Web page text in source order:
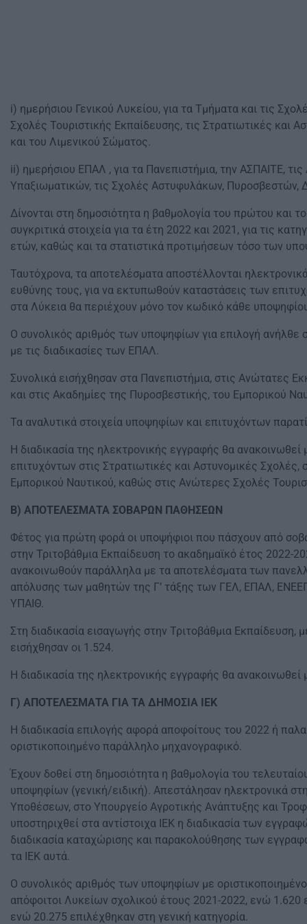
i) ημερήσιου Γενικού Λυκείου, για τα Τμήματα και τις
Σχολές Τουριστικής Εκπαίδευσης, τις Στρατιωτικές και
και του Λιμενικού Σώματος.
ii) ημερήσιου ΕΠΑΛ , για τα Πανεπιστήμια, την ΑΣΠΑΙΤΕ,
Υπαξιωματικών, τις Σχολές Αστυφυλάκων, Πυροσβεστών,
Δίνονται στη δημοσιότητα η βαθμολογία του πρώτου και
συγκριτικά στοιχεία για τα έτη 2022 και 2021, για τις
ετών, καθώς και τα στατιστικά προτιμήσεων τόσο των
Ταυτόχρονα, τα αποτελέσματα αποστέλλονται
ευθύνης τους, για να εκτυπωθούν καταστάσεις των
στα Λύκεια θα περιέχουν μόνο τον κωδικό κάθε
O συνολικός αριθμός των υποψηφίων για επιλογή
με τις διαδικασίες των ΕΠΑΛ.
Συνολικά εισήχθησαν στα Πανεπιστήμια, στις Ανώτατες
και στις Ακαδημίες της Πυροσβεστικής, του Εμπορικού
Τα αναλυτικά στοιχεία υποψηφίων και επιτυχόντων
Η διαδικασία της ηλεκτρονικής εγγραφής θα
επιτυχόντων στις Στρατιωτικές και Αστυνομικές
Εμπορικού Ναυτικού, καθώς στις Ανώτερες Σχολές
Β) ΑΠΟΤΕΛΕΣΜΑΤΑ ΣΟΒΑΡΩΝ ΠΑΘΗΣΕΩΝ
Φέτος για πρώτη φορά οι υποψήφιοι που πάσχουν από
στην Τριτοβάθμια Εκπαίδευση το ακαδημαϊκό έτος 2022-
ανακοινωθούν παράλληλα με τα αποτελέσματα των
απόλυσης των μαθητών της Γ’ τάξης των ΓΕΛ, ΕΠΑΛ,
ΥΠΑΙΘ.
Στη διαδικασία εισαγωγής στην Τριτοβάθμια
εισήχθησαν οι 1.524.
Η διαδικασία της ηλεκτρονικής εγγραφής θα
Γ) ΑΠΟΤΕΛΕΣΜΑΤΑ ΓΙΑ ΤΑ ΔΗΜΟΣΙΑ ΙΕΚ
Η διαδικασία επιλογής αφορά αποφοίτους του 2022 ή
οριστικοποιημένο παράλληλο μηχανογραφικό.
Έχουν δοθεί στη δημοσιότητα η βαθμολογία του
υποψηφίων (γενική/ειδική). Απεστάλησαν ηλεκτρονικά
Υποθέσεων, στο Υπουργείο Αγροτικής Ανάπτυξης και
υποστηριχθεί στα αντίστοιχα ΙΕΚ η διαδικασία των
διαδικασία καταχώρισης και παρακολούθησης των
τα ΙΕΚ αυτά.
O συνολικός αριθμός των υποψηφίων με
απόφοιτοι Λυκείων σχολικού έτους 2021-2022, ενώ 1.620
ενώ 20.275 επιλέχθηκαν στη γενική κατηγορία.